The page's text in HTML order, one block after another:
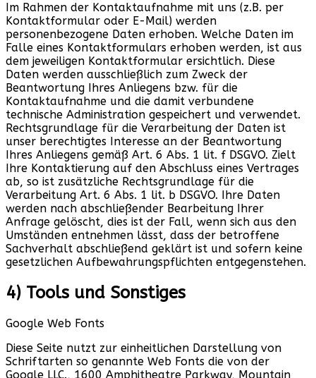
Im Rahmen der Kontaktaufnahme mit uns (z.B. per
Kontaktformular oder E-Mail) werden
personenbezogene Daten erhoben. Welche Daten im
Falle eines Kontaktformulars erhoben werden, ist aus
dem jeweiligen Kontaktformular ersichtlich. Diese
Daten werden ausschließlich zum Zweck der
Beantwortung Ihres Anliegens bzw. für die
Kontaktaufnahme und die damit verbundene
technische Administration gespeichert und verwendet.
Rechtsgrundlage für die Verarbeitung der Daten ist
unser berechtigtes Interesse an der Beantwortung
Ihres Anliegens gemäß Art. 6 Abs. 1 lit. f DSGVO. Zielt
Ihre Kontaktierung auf den Abschluss eines Vertrages
ab, so ist zusätzliche Rechtsgrundlage für die
Verarbeitung Art. 6 Abs. 1 lit. b DSGVO. Ihre Daten
werden nach abschließender Bearbeitung Ihrer
Anfrage gelöscht, dies ist der Fall, wenn sich aus den
Umständen entnehmen lässt, dass der betroffene
Sachverhalt abschließend geklärt ist und sofern keine
gesetzlichen Aufbewahrungspflichten entgegenstehen.
4) Tools und Sonstiges
Google Web Fonts
Diese Seite nutzt zur einheitlichen Darstellung von
Schriftarten so genannte Web Fonts die von der
Google LLC., 1600 Amphitheatre Parkway, Mountain